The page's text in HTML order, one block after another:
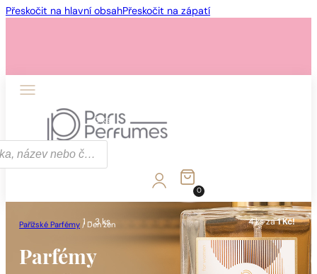
Přeskočit na hlavní obsahPřeskočit na zápatí
1 - 3 ks
1 - 3 ks 4 ks za1 Kč!
0
Pařížské Parfémy / Den žen
Parfémy